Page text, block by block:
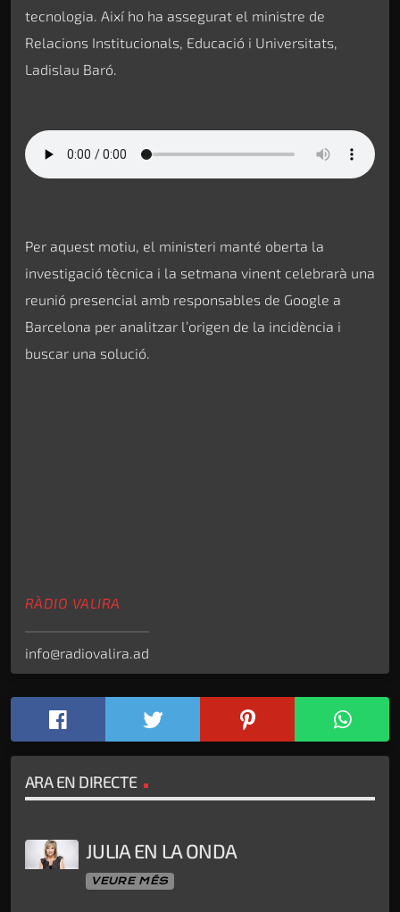
tecnologia. Així ho ha assegurat el ministre de
Relacions Institucionals, Educació i Universitats,
Ladislau Baró.
Per aquest motiu, el ministeri manté oberta la
investigació tècnica i la setmana vinent celebrarà una
reunió presencial amb responsables de Google a
Barcelona per analitzar l’origen de la incidència i
buscar una solució.
RÀDIO VALIRA
info@radiovalira.ad
ARA EN DIRECTE
JULIA EN LA ONDA
VEURE MÉS